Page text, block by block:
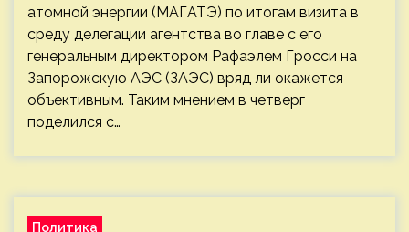
атомной энергии (МАГАТЭ) по итогам визита в
среду делегации агентства во главе с его
генеральным директором Рафаэлем Гросси на
Запорожскую АЭС (ЗАЭС) вряд ли окажется
объективным. Таким мнением в четверг
поделился с…
Политика